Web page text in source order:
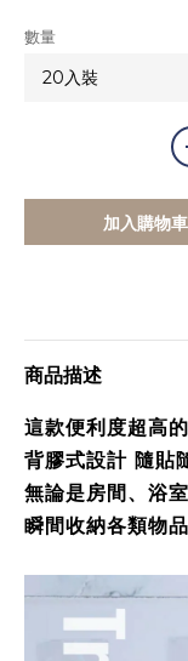
數量
加入購物車
商品描述
這款便利度超高
背膠式設計 隨貼
無論是房間、浴
瞬間收納各類物